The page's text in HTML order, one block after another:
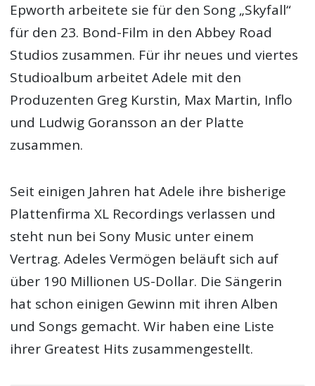
Epworth arbeitete sie für den Song „Skyfall“
für den 23. Bond-Film in den Abbey Road
Studios zusammen. Für ihr neues und viertes
Studioalbum arbeitet Adele mit den
Produzenten Greg Kurstin, Max Martin, Inflo
und Ludwig Goransson an der Platte
zusammen.
Seit einigen Jahren hat Adele ihre bisherige
Plattenfirma XL Recordings verlassen und
steht nun bei Sony Music unter einem
Vertrag. Adeles Vermögen beläuft sich auf
über 190 Millionen US-Dollar. Die Sängerin
hat schon einigen Gewinn mit ihren Alben
und Songs gemacht. Wir haben eine Liste
ihrer Greatest Hits zusammengestellt.